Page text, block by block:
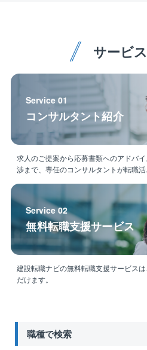
サービ
Service 01
コンサルタント紹介
求人のご提案から応募書類へのアドバ
渉まで、専任のコンサルタントが転職活
Service 02
無料転職支援サービス
建設転職ナビの無料転職支援サービス
だけます。
職種で検索